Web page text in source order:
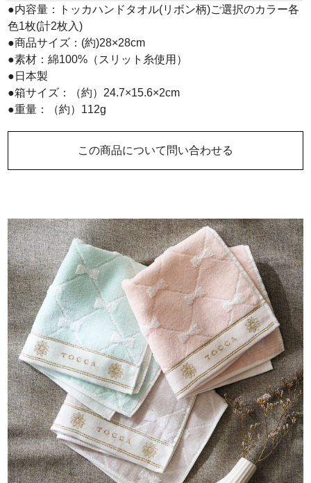
この商品について問い合わせる
●内容量：トッカハンドタオル(リボン柄)ご選択のカラー各
色1枚(計2枚入)
●商品サイズ：(約)28×28cm
●素材：綿100%（スリット糸使用）
●日本製
●箱サイズ：（約）24.7×15.6×2cm
●重量：（約）112g